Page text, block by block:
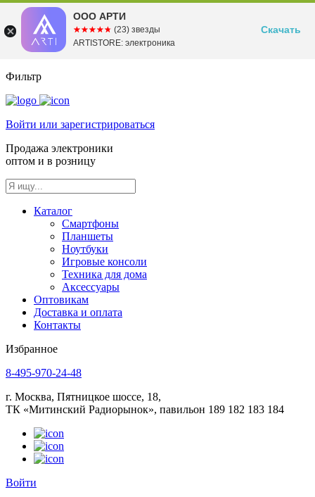
Фильтр
Войти или зарегистрироваться
Продажа электроники
оптом и в розницу
Каталог
Смартфоны
Планшеты
Ноутбуки
Игровые консоли
Техника для дома
Аксессуары
Оптовикам
Доставка и оплата
Контакты
Избранное
8-495-970-24-48
г. Москва, Пятницкое шоссе, 18,
ТК «Митинский Радиорынок», павильон 189 182 183 184
Войти
ООО АРТИ
☆☆☆☆☆
★★★★★ (23) звезды
ARTISTORE: электроника
Скачать